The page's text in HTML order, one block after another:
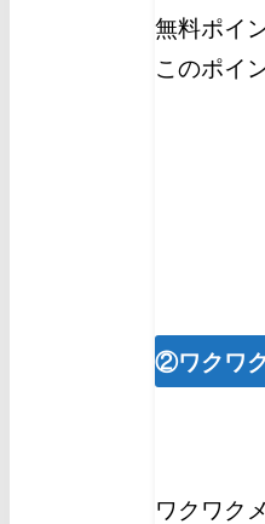
無料ポイ
このポイ
②ワクワ
ワクワク